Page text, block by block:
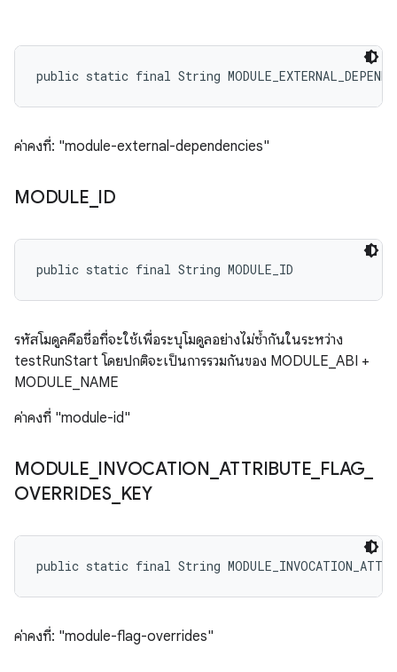
public static final String
ค่าคงที่: "module-external-dependencies"
MODULE ID
public static final String MODULE_ID
รหัสโมดูลคือชื่อที่จะใช้เพื่อระบุโมดูลอย่างไม่ซ้ำกันในระหว่าง
testRunStart โดยปกติจะเป็นการรวมกันของ MODULE_ABI +
MODULE_NAME
ค่าคงที่ "module-id"
MODULE INVOCATION ATTRIBUTE FLAG
OVERRIDES_ KEY
public static final String
ค่าคงที่: "module-flag-overrides"